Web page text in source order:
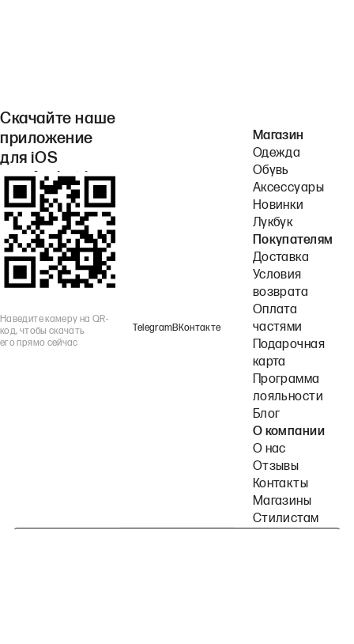
Скачайте наше
приложение
для iOS
или Android.
Наведите камеру на QR-
код, чтобы скачать
его прямо сейчас
TelegramВКонтакте
Магазин
Одежда
Обувь
Аксессуары
Новинки
Лукбук
Покупателям
Доставка
Условия
возврата
Оплата
частями
Подарочная
карта
Программа
лояльности
Блог
О компании
О нас
Отзывы
Контакты
Магазины
Стилистам